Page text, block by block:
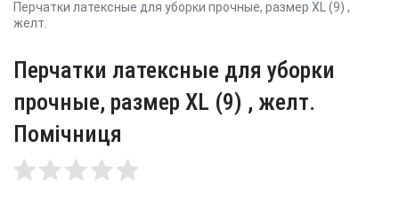
Перчатки латексные для уборки прочные, размер XL (9) ,
желт.
Перчатки латексные для уборки
прочные, размер XL (9) , желт.
Помічниця